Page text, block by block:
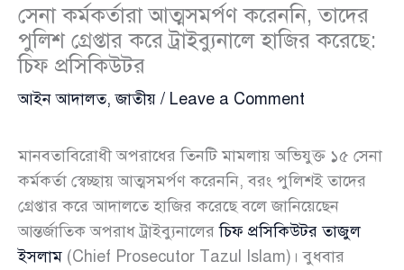
সেনা কর্মকর্তারা আত্মসমর্পণ করেননি, তাদের
পুলিশ গ্রেপ্তার করে ট্রাইব্যুনালে হাজির করেছে:
চিফ প্রসিকিউটর
আইন আদালত,জাতীয় / Leave a Comment
মানবতাবিরোধী অপরাধের তিনটি মামলায় অভিযুক্ত ১৫ সেনা
কর্মকর্তা স্বেচ্ছায় আত্মসমর্পণ করেননি, বরং পুলিশই তাদের
গ্রেপ্তার করে আদালতে হাজির করেছে বলে জানিয়েছেন
আন্তর্জাতিক অপরাধ ট্রাইব্যুনালেরচিফ প্রসিকিউটর তাজুল
ইসলাম (Chief Prosecutor Tazul Islam)। বুধবার